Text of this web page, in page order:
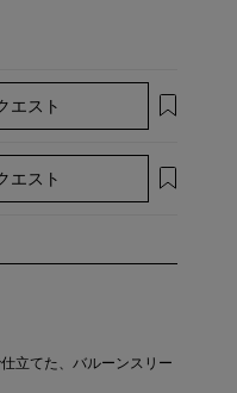
エスト
エスト
立てた、バルーンスリー